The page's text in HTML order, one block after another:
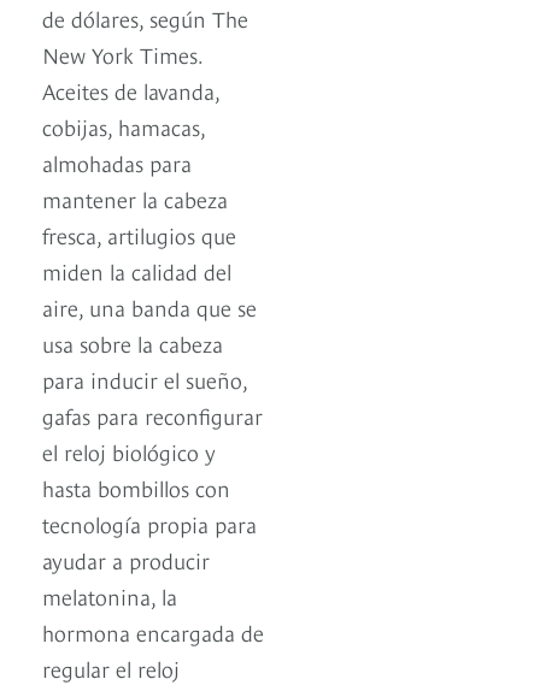
de dólares, según The
New York Times.
Aceites de lavanda,
cobijas, hamacas,
almohadas para
mantener la cabeza
fresca, artilugios que
miden la calidad del
aire, una banda que se
usa sobre la cabeza
para inducir el sueño,
gafas para reconfigurar
el reloj biológico y
hasta bombillos con
tecnología propia para
ayudar a producir
melatonina, la
hormona encargada de
regular el reloj